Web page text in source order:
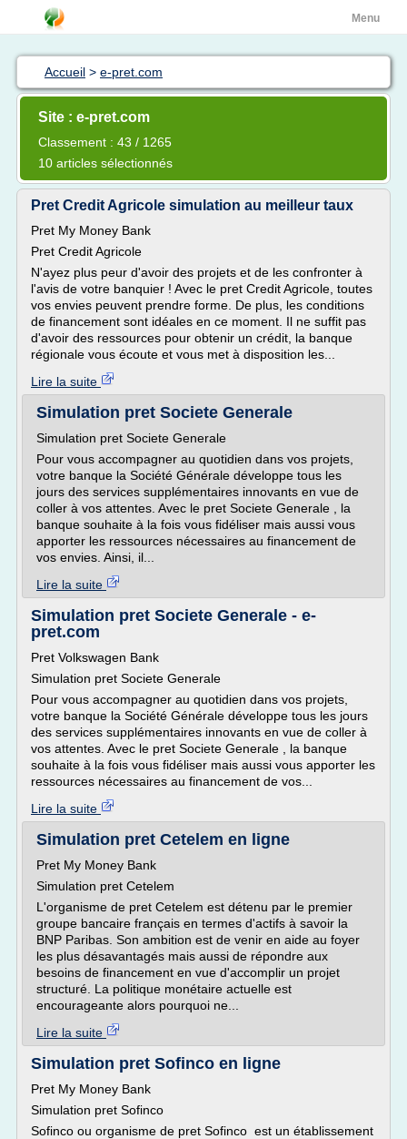
Menu
Accueil > e-pret.com
Site : e-pret.com
Classement : 43 / 1265
10 articles sélectionnés
Pret Credit Agricole simulation au meilleur taux
Pret My Money Bank
Pret Credit Agricole
N'ayez plus peur d'avoir des projets et de les confronter à
l'avis de votre banquier ! Avec le pret Credit Agricole, toutes
vos envies peuvent prendre forme. De plus, les conditions
de financement sont idéales en ce moment. Il ne suffit pas
d'avoir des ressources pour obtenir un crédit, la banque
régionale vous écoute et vous met à disposition les...
Lire la suite
Simulation pret Societe Generale
Simulation pret Societe Generale
Pour vous accompagner au quotidien dans vos projets,
votre banque la Société Générale développe tous les
jours des services supplémentaires innovants en vue de
coller à vos attentes. Avec le pret Societe Generale , la
banque souhaite à la fois vous fidéliser mais aussi vous
apporter les ressources nécessaires au financement de
vos envies. Ainsi, il...
Lire la suite
Simulation pret Societe Generale - e-
pret.com
Pret Volkswagen Bank
Simulation pret Societe Generale
Pour vous accompagner au quotidien dans vos projets,
votre banque la Société Générale développe tous les jours
des services supplémentaires innovants en vue de coller à
vos attentes. Avec le pret Societe Generale , la banque
souhaite à la fois vous fidéliser mais aussi vous apporter les
ressources nécessaires au financement de vos...
Lire la suite
Simulation pret Cetelem en ligne
Pret My Money Bank
Simulation pret Cetelem
L'organisme de pret Cetelem est détenu par le premier
groupe bancaire français en termes d'actifs à savoir la
BNP Paribas. Son ambition est de venir en aide au foyer
les plus désavantagés mais aussi de répondre aux
besoins de financement en vue d'accomplir un projet
structuré. La politique monétaire actuelle est
encourageante alors pourquoi ne...
Lire la suite
Simulation pret Sofinco en ligne
Pret My Money Bank
Simulation pret Sofinco
Sofinco ou organisme de pret Sofinco est un établissement